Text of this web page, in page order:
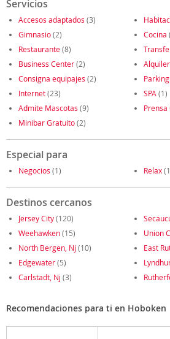
Servicios
Accesos adaptados (3)
Gimnasio(2) Cocina
Restaurante(8)
Business Center(2)
Consigna equipajes (2) Parking
Internet(23) SPA (1)
Admite Mascotas (9)
Minibar Gratuito(2)
Especial para
Negocios (1) Relax
Destinos cercanos
Jersey City(120)
Weehawken(15) Union
North Bergen, Nj (10) East
Edgewater(5)
Carlstadt, Nj (3)
Recomendaciones para ti en Hoboken